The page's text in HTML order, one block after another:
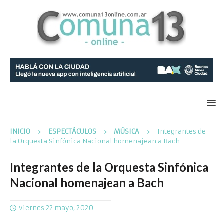
INICIO ESPECTÁCULOS MÚSICA
Integrantes de
la Orquesta Sinfónica Nacional homenajean a Bach
Integrantes de la Orquesta Sinfónica
Nacional homenajean a Bach
viernes 22 mayo, 2020